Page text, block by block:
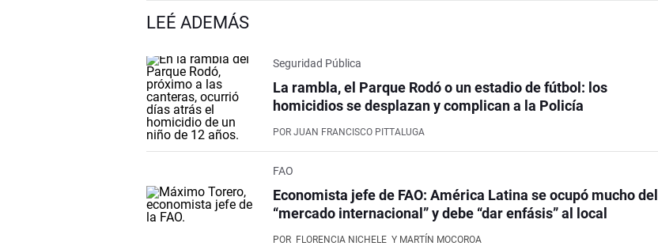
LEÉ ADEMÁS
Seguridad Pública
La rambla, el Parque Rodó o un estadio de fútbol: los
homicidios se desplazan y complican a la Policía
POR JUAN FRANCISCO PITTALUGA
FAO
Economista jefe de FAO: América Latina se ocupó mucho del
“mercado internacional” y debe “dar enfásis” al local
POR FLORENCIA NICHELE Y MARTÍN MOCOROA